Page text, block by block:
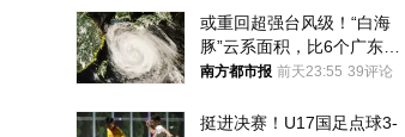
或重回超强台风级！“白海
豚”云系面积，比6个广东还
大！深圳官方：注意这件事
南方都市报 前天23:55 39评论
挺进决赛！U17国足点球3-